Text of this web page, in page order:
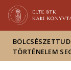
TÖRTÉNELEM